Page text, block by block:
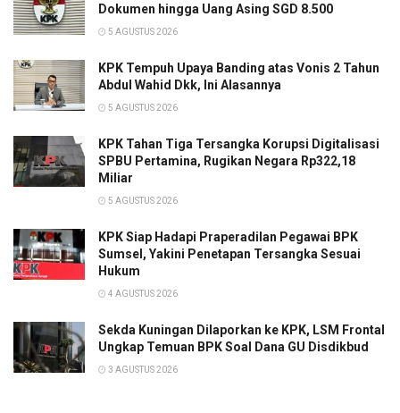
Dokumen hingga Uang Asing SGD 8.500
5 AGUSTUS 2026
KPK Tempuh Upaya Banding atas Vonis 2 Tahun
Abdul Wahid Dkk, Ini Alasannya
5 AGUSTUS 2026
KPK Tahan Tiga Tersangka Korupsi Digitalisasi
SPBU Pertamina, Rugikan Negara Rp322,18
Miliar
5 AGUSTUS 2026
KPK Siap Hadapi Praperadilan Pegawai BPK
Sumsel, Yakini Penetapan Tersangka Sesuai
Hukum
4 AGUSTUS 2026
Sekda Kuningan Dilaporkan ke KPK, LSM Frontal
Ungkap Temuan BPK Soal Dana GU Disdikbud
3 AGUSTUS 2026